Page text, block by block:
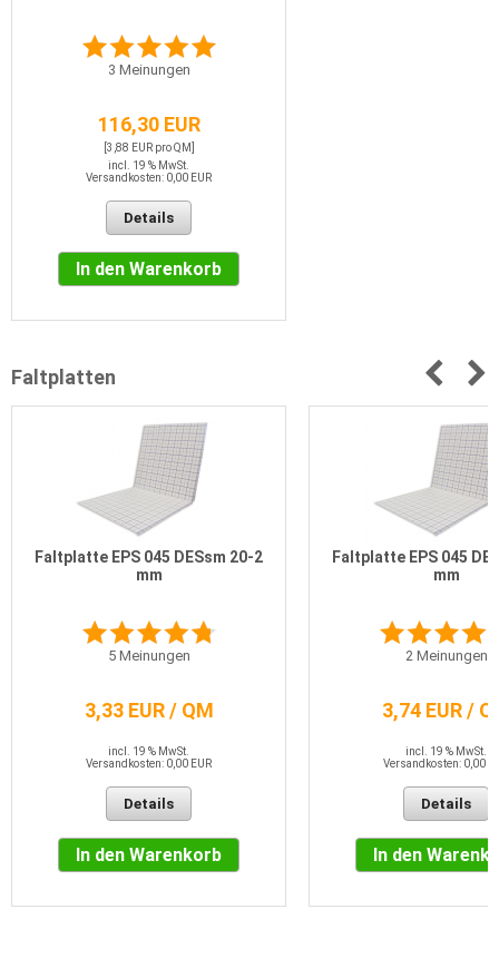
3 Meinungen
116,30 EUR
[3,88 EUR pro QM]
incl. 19 % MwSt.
Versandkosten: 0,00 EUR
Details
In den Warenkorb
Faltplatten
Faltplatte EPS 045 DESsm 20-2
mm
5Meinungen
3,33 EUR / QM
incl. 19 % MwSt.
Versandkosten: 0,00 EUR
Details
In den Warenkorb
Faltplatte EPS 045
mm
2Meinungen
3,74 EUR /
incl. 19 % MwSt.
Versandkosten: 0,00
Details
In den